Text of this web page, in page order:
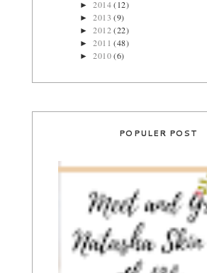
►2014(12)
►2013(9)
►2012(22)
►2011(48)
►2010(6)
POPULER POST